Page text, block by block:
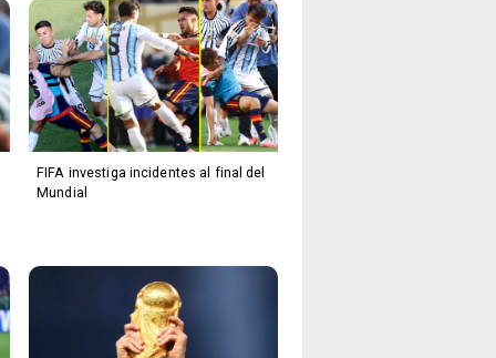
FIFA investiga incidentes al final del
Mundial